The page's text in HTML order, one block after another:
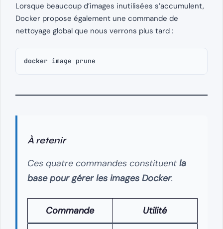
Lorsque beaucoup d’images inutilisées s’accumulent,
Docker propose également une commande de
nettoyage global que nous verrons plus tard :
docker image prune
À retenir
Ces quatre commandes constituent la
base pour gérer les images Docker.
Commande Utilité